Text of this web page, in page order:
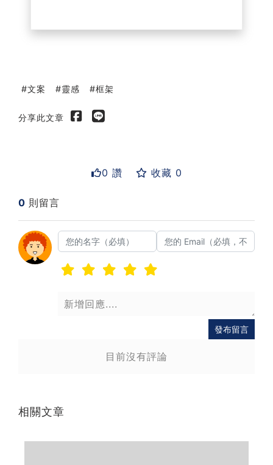
文案 靈感 框架
分享此文章
0 讚 收藏 0
0 則留言
發布留言
目前沒有評論
相關文章